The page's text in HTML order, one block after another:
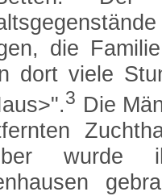
die
dort viele
3 Die
wurde